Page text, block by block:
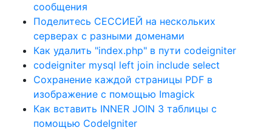
сообщения
Поделитесь СЕССИЕЙ на нескольких
серверах с разными доменами
Как удалить "index.php" в пути codeigniter
codeigniter mysql left join include select
Сохранение каждой страницы PDF в
изображение с помощью Imagick
Как вставить INNER JOIN 3 таблицы с
помощью CodeIgniter